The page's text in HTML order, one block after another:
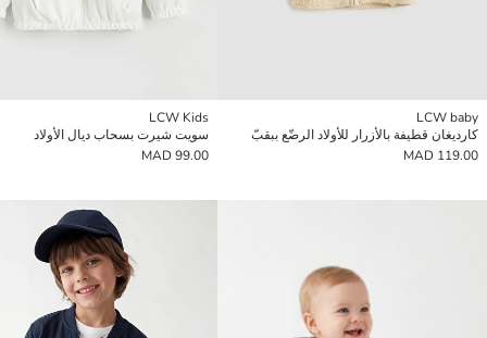
LCW baby
كارديغان قطيفة بالأزرار للأولاد الرضّع ببقبّ
119.00 MAD
LCW Kids
سويت شيرت بسحاب ديال الأولاد
99.00 MAD